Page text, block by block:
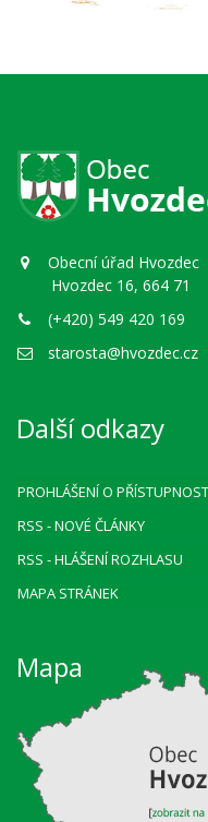
Obecní úřad Hvozdec
Hvozdec 16, 664 71
(+420) 549 420 169
starosta@hvozdec.cz
Další odkazy
PROHLÁŠENÍ O
RSS - NOVÉ ČLÁNKY
RSS - HLÁŠENÍ ROZHLASU
MAPA STRÁNEK
Mapa